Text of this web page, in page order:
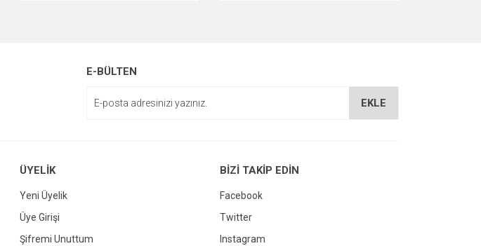
E-BÜLTEN
EKLE
ÜYELİK
Yeni Üyelik
Üye Girişi
Şifremi Unuttum
BİZİ TAKİP EDİN
Facebook
Twitter
Instagram